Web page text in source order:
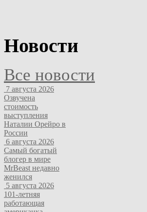
Новости
Все новости
7 августа 2026
Озвучена
стоимость
выступления
Наталии Орейро в
России
6 августа 2026
Самый богатый
блогер в мире
MrBeast недавно
женился
5 августа 2026
101-летняя
работающая